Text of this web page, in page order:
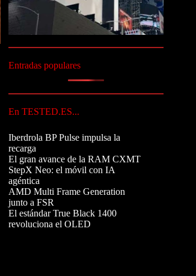
Entradas populares
En TESTED.ES...
Iberdrola BP Pulse impulsa la
recarga
El gran avance de la RAM CXMT
StepX Neo: el móvil con IA
agéntica
AMD Multi Frame Generation
junto a FSR
El estándar True Black 1400
revoluciona el OLED